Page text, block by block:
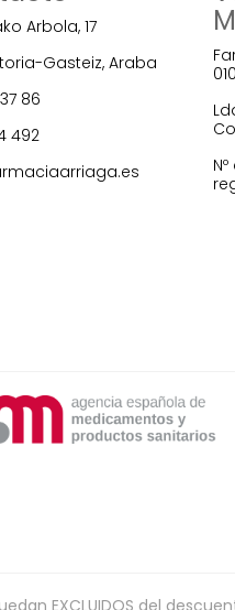
Arbola, 17
Gasteiz, Araba
86
492
EXCLUIDOS del